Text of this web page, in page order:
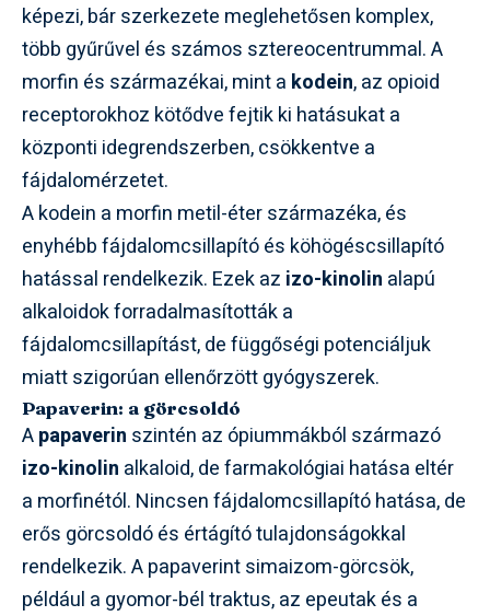
képezi, bár szerkezete meglehetősen komplex,
több gyűrűvel és számos sztereocentrummal. A
morfin és származékai, mint a kodein, az opioid
receptorokhoz kötődve fejtik ki hatásukat a
központi idegrendszerben, csökkentve a
fájdalomérzetet.
A kodein a morfin metil-éter származéka, és
enyhébb fájdalomcsillapító és köhögéscsillapító
hatással rendelkezik. Ezek az izo-kinolin alapú
alkaloidok forradalmasították a
fájdalomcsillapítást, de függőségi potenciáljuk
miatt szigorúan ellenőrzött gyógyszerek.
Papaverin: a görcsoldó
Apapaverin szintén az ópiummákból származó
izo-kinolin alkaloid, de farmakológiai hatása eltér
a morfinétól. Nincsen fájdalomcsillapító hatása, de
erős görcsoldó és értágító tulajdonságokkal
rendelkezik. A papaverint simaizom-görcsök,
például a gyomor-bél traktus, az epeutak és a